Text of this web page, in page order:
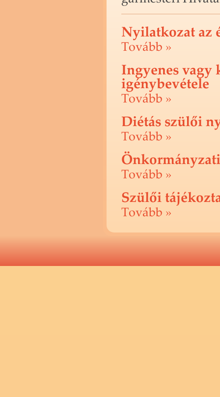
Nyilatkozat az
To­vább »
Ingyenes vagy
igénybevétele
To­vább »
Diétás szülői
To­vább »
To­vább »
Szülői
To­vább »